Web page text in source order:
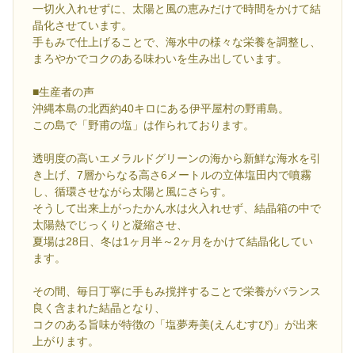
一切火入れせずに、太陽と風の恵みだけで時間をかけて結
晶化させています。
手もみで仕上げることで、海水中の様々な栄養を調整し、
まろやかでコクのある味わいを生み出しています。
■生産者の声
沖縄本島の北西約40キロにある伊平屋村の野甫島。
この島で「野甫の塩」は作られております。
透明度の高いエメラルドグリーンの海から新鮮な海水を引
き上げ、7層からなる高さ6メートルの立体塩田内で噴霧
し、循環させながら太陽と風にさらす。
そうして出来上がったかん水は火入れせず、結晶箱の中で
太陽熱でじっくりと凝縮させ、
夏場は28日、冬は1ヶ月半～2ヶ月をかけて結晶化してい
ます。
その間、毎日丁寧に手もみ撹拌することで栄養がバランス
良く含まれた結晶となり、
コクのある旨味が特徴の「塩夢寿美(えんむすび)」が出来
上がります。